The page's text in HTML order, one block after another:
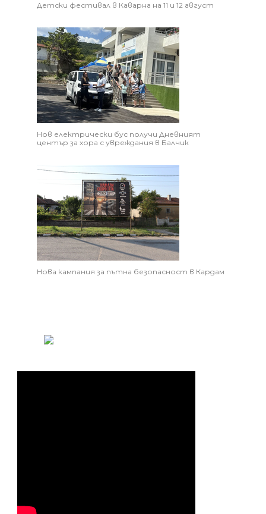
Детски фестивал в Каварна на 11 и 12 август
Нов електрически бус получи Дневният
център за хора с увреждания в Балчик
Нова кампания за пътна безопасност в Кардам